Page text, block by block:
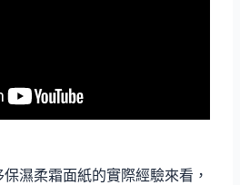
濕柔霜面紙的實際經驗來看，